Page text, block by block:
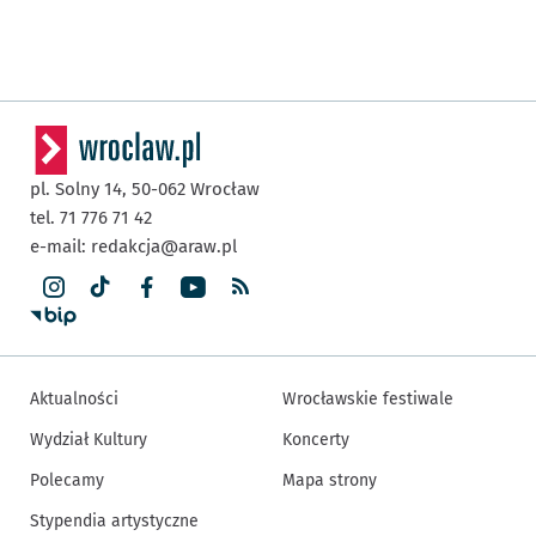
pl. Solny 14, 50-062 Wrocław
tel. 71 776 71 42
e-mail: redakcja@araw.pl
Aktualności
Wydział Kultury
Polecamy
Stypendia artystyczne
Wrocławskie festiwale
Koncerty
Mapa strony